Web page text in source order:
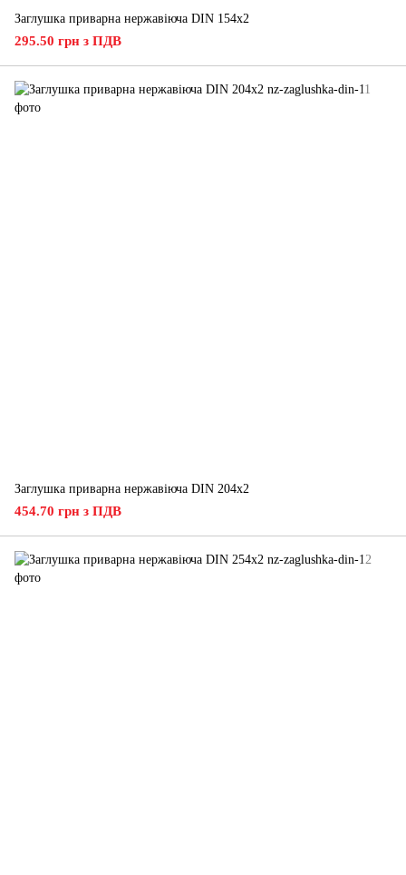
Заглушка приварна нержавіюча DIN 154х2
295.50 грн з ПДВ
Заглушка приварна нержавіюча DIN 204х2
454.70 грн з ПДВ